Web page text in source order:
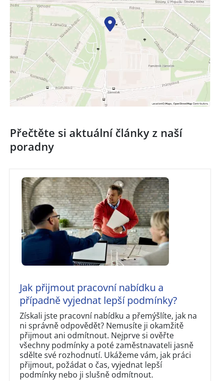
Přečtěte si aktuální články z naší
poradny
Jak přijmout pracovní nabídku a
případně vyjednat lepší podmínky?
Získali jste pracovní nabídku a přemýšlíte, jak na
ni správně odpovědět? Nemusíte ji okamžitě
přijmout ani odmítnout. Nejprve si ověřte
všechny podmínky a poté zaměstnavateli jasně
sdělte své rozhodnutí. Ukážeme vám, jak práci
přijmout, požádat o čas, vyjednat lepší
podmínky nebo ji slušně odmítnout.